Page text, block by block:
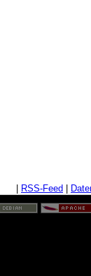
RSS-Feed